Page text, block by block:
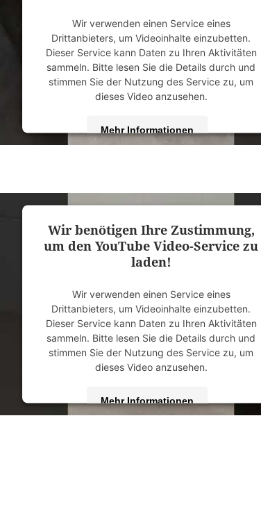
Wir verwenden einen Service eines
Drittanbieters, um Videoinhalte einzubetten.
Dieser Service kann Daten zu Ihren Aktivitäten
sammeln. Bitte lesen Sie die Details durch und
stimmen Sie der Nutzung des Service zu, um
dieses Video anzusehen.
Mehr Informationen
powered byUsercentrics Consent Management
Platform&eRecht24
Wir benötigen Ihre Zustimmung,
um den YouTube Video-Service zu
laden!
Wir verwenden einen Service eines
Drittanbieters, um Videoinhalte einzubetten.
Dieser Service kann Daten zu Ihren Aktivitäten
sammeln. Bitte lesen Sie die Details durch und
stimmen Sie der Nutzung des Service zu, um
dieses Video anzusehen.
Mehr Informationen